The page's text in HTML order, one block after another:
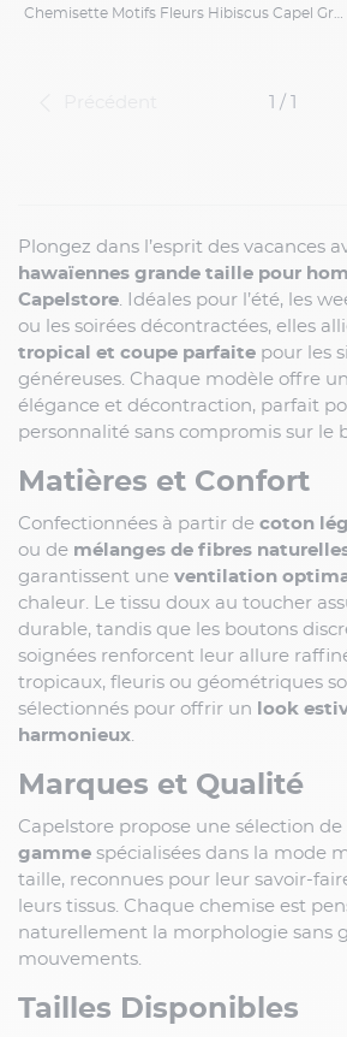
1 / 1
Plongez dans l’esprit des vacances
hawaïennes grande taille pour
Capelstore . Idéales pour l’été, les
ou les soirées décontractées, elles
tropical et coupe parfaite pour les
généreuses. Chaque modèle offre
élégance et décontraction, parfait
personnalité sans compromis sur le
Matières et Confort
Confectionnées à partir de coton
ou de mélanges de fibres
garantissent une ventilation
chaleur. Le tissu doux au toucher
durable, tandis que les boutons
soignées renforcent leur allure
tropicaux, fleuris ou géométriques
sélectionnés pour offrir un
look
harmonieux
Marques et Qualité
Capelstore propose une sélection de
gamme spécialisées dans la mode
taille, reconnues pour leur savoir-
leurs tissus. Chaque chemise est
naturellement la morphologie sans
mouvements.
Tailles Disponibles